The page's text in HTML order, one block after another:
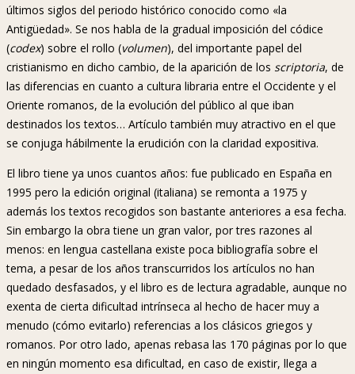
últimos siglos del periodo histórico conocido como «la
Antigüedad». Se nos habla de la gradual imposición del códice
(codex) sobre el rollo (volumen), del importante papel del
cristianismo en dicho cambio, de la aparición de los scriptoria, de
las diferencias en cuanto a cultura libraria entre el Occidente y el
Oriente romanos, de la evolución del público al que iban
destinados los textos… Artículo también muy atractivo en el que
se conjuga hábilmente la erudición con la claridad expositiva.
El libro tiene ya unos cuantos años: fue publicado en España en
1995 pero la edición original (italiana) se remonta a 1975 y
además los textos recogidos son bastante anteriores a esa fecha.
Sin embargo la obra tiene un gran valor, por tres razones al
menos: en lengua castellana existe poca bibliografía sobre el
tema, a pesar de los años transcurridos los artículos no han
quedado desfasados, y el libro es de lectura agradable, aunque no
exenta de cierta dificultad intrínseca al hecho de hacer muy a
menudo (cómo evitarlo) referencias a los clásicos griegos y
romanos. Por otro lado, apenas rebasa las 170 páginas por lo que
en ningún momento esa dificultad, en caso de existir, llega a